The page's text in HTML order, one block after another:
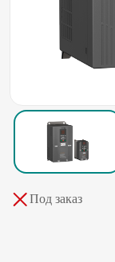
Под заказ